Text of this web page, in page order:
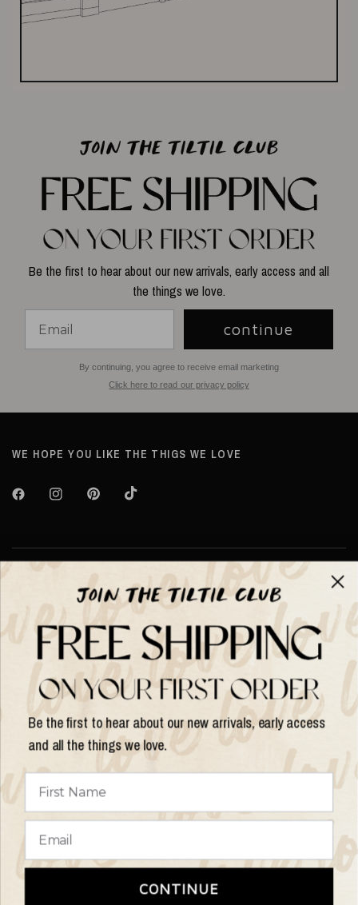
Be the first to hear about our new arrivals, early access and all
the things we love.
continue
By continuing, you agree to receive email marketing
Click here to read our privacy policy
WE HOPE YOU LIKE THE THIGS WE LOVE
About TILTIL
Help & Info
Help & Info
country/region
© 2026 Things I Like Things I Love, All rights reserved.
Be the first to hear about our new arrivals, early access
and all the things we love.
CONTINUE